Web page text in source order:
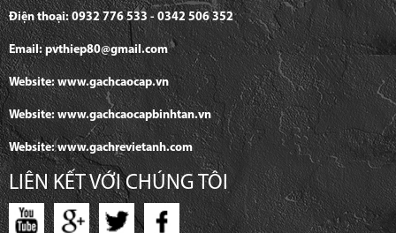
Điện thoại: 0932 776 533 - 0342 506 352
Email: pvthiep80@gmail.com
Website: www.gachcaocap.vn
Website: www.gachcaocapbinhtan.vn
Website: www.gachrevietanh.com
LIÊN KẾT VỚI CHÚNG TÔI